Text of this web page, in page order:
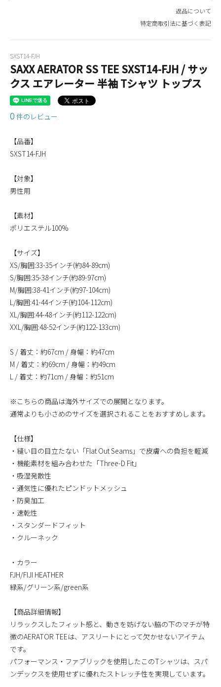
返品について
特定商取引法に基づく表記
SXST14-FJH
SAXX AERATOR SS TEE SXST14-FJH / サッ
クス エアレーター 半袖 Tシャツ トップス
0 件のレビュー
【品番】
SXST14-FJH
【対象】
男性用
【素材】
ポリエステル100%
【サイズ】
XS/胸囲:33-35インチ(約84-89cm)
S/胸囲:35-38インチ(約89-97cm)
M/胸囲:38-41インチ(約97-104cm)
L/胸囲:41-44インチ(約104-112cm)
XL/胸囲:44-48インチ(約112-122cm)
XXL/胸囲:48-52インチ(約122-133cm)
S / 着丈：約67cm / 身幅：約47cm
M / 着丈：約69cm / 身幅：約49cm
L / 着丈：約71cm / 身幅：約51cm
※こちらの商品は海外サイズでの展開となります。
通常よりも小さめのサイズを選択されることをおすすめします。
【仕様】
・縫い目の目立たない「Flat Out Seams」で皮膚への負担を軽減
・機能素材を組み合わせた「Three-D Fit」
・吸湿発散性
・通気性に優れたピンドットメッシュ
・防臭加工
・速乾性
・スタンダードフィット
・クルーネック
・カラー
FJH/FIJI HEATHER
緑系/グリーン系/green系
【商品詳細情報】
リラックスしたフィット感と、動きを妨げない脇の下のマチが特
徴のAERATOR TEEは、アスリートにとって欠かせないアイテム
です。
パフォーマンス・ファブリックを使用したこのTシャツは、スパ
ンデックスを使用せずに優れたストレッチ性を実現しています。